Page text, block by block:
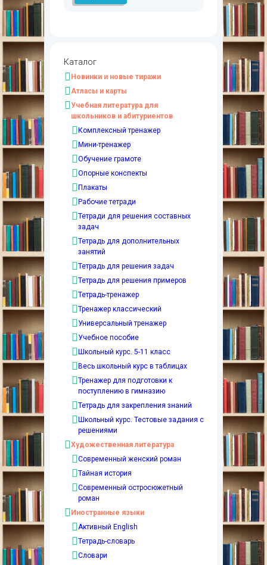
Каталог
Новинки и новые тиражи
Атласы и карты
Учебная литература для
школьников и абитуриентов
Комплексный тренажер
Мини-тренажер
Обучение грамоте
Опорные конспекты
Плакаты
Рабочие тетради
Тетради для решения составных
задач
Тетрадь для дополнительных
занятий
Тетрадь для решения задач
Тетрадь для решения примеров
Тетрадь-тренажер
Тренажер классический
Универсальный тренажер
Учебное пособие
Школьный курс. 5-11 класс
Весь школьный курс в таблицах
Тренажер для подготовки к
поступлению в гимназию
Тетрадь для закрепления знаний
Школьный курс. Тестовые задания с
решениями
Художественная литература
Современный женский роман
Тайная история
Современный остросюжетный
роман
Иностранные языки
Активный English
Тетрадь-словарь
Словари